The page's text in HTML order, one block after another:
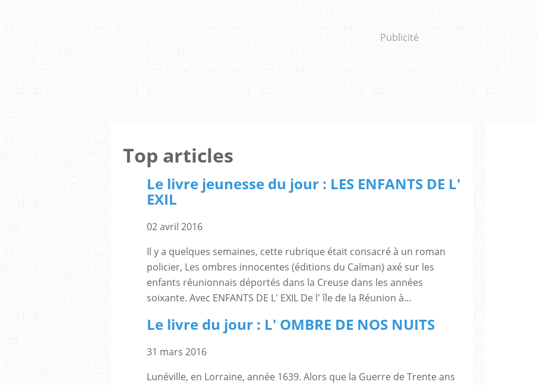
Publicité
Top articles
Le livre jeunesse du jour : LES ENFANTS DE L'
EXIL
02 avril 2016
Il y a quelques semaines, cette rubrique était consacré à un roman
policier, Les ombres innocentes (éditions du Caïman) axé sur les
enfants réunionnais déportés dans la Creuse dans les années
soixante. Avec ENFANTS DE L' EXIL De l' île de la Réunion à...
Le livre du jour : L' OMBRE DE NOS NUITS
31 mars 2016
Lunéville, en Lorraine, année 1639. Alors que la Guerre de Trente ans